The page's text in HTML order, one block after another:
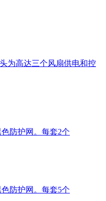
为高达三个风扇供电和控
防护网。每套2个
防护网。每套5个